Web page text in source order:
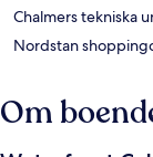
Chalmers tekniska
Nordstan
Om